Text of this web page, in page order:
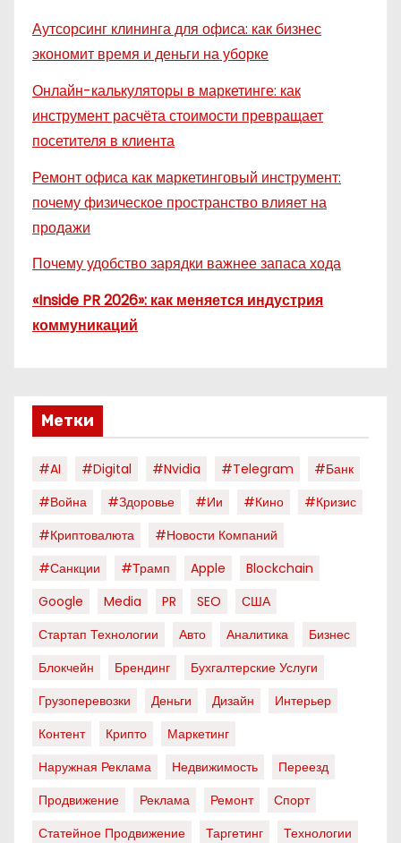
Аутсорсинг клининга для офиса: как бизнес
экономит время и деньги на уборке
Онлайн-калькуляторы в маркетинге: как
инструмент расчёта стоимости превращает
посетителя в клиента
Ремонт офиса как маркетинговый инструмент:
почему физическое пространство влияет на
продажи
Почему удобство зарядки важнее запаса хода
«Inside PR 2026»: как меняется индустрия
коммуникаций
Метки
#AI #digital #nvidia #telegram
#банк
#война
#здоровье #ии #кино
#кризис
#криптовалюта
#новости Компаний
#санкции
#трамп Apple
Blockchain
Google
Media PR SEO
США
Стартап Технологии
Авто Аналитика
Бизнес
Блокчейн
Брендинг
Бухгалтерские Услуги
Грузоперевозки
Деньги Дизайн
Интерьер
Контент
Крипто
Маркетинг
Наружная Реклама
Недвижимость
Переезд
Продвижение
Реклама Ремонт
Спорт
Статейное Продвижение
Таргетинг Технологии